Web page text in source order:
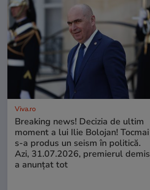
Viva.ro
Breaking news! Decizia de ultim
moment a lui Ilie Bolojan! Tocmai
s-a produs un seism în politică.
Azi, 31.07.2026, premierul demis
a anunțat tot